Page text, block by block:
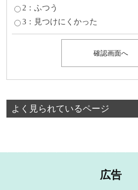
2：ふつう
3：見つけにくかった
よく見られているページ
広告